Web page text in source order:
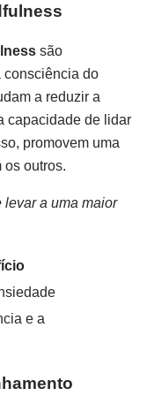
são
consciência do
a reduzir a
capacidade de lidar
promovem uma
os outros.
levar a uma maior
e a